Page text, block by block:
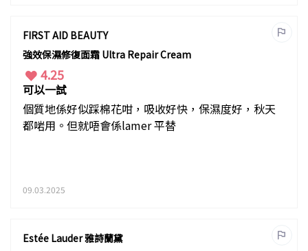
FIRST AID BEAUTY
強效保濕修復面霜 Ultra Repair Cream
4.25
可以一試
個質地係好似踩棉花咁，吸收好快，保濕度好，秋天
都啱用。但就唔會係lamer 平替
09.03.2025
Estée Lauder 雅詩蘭黛